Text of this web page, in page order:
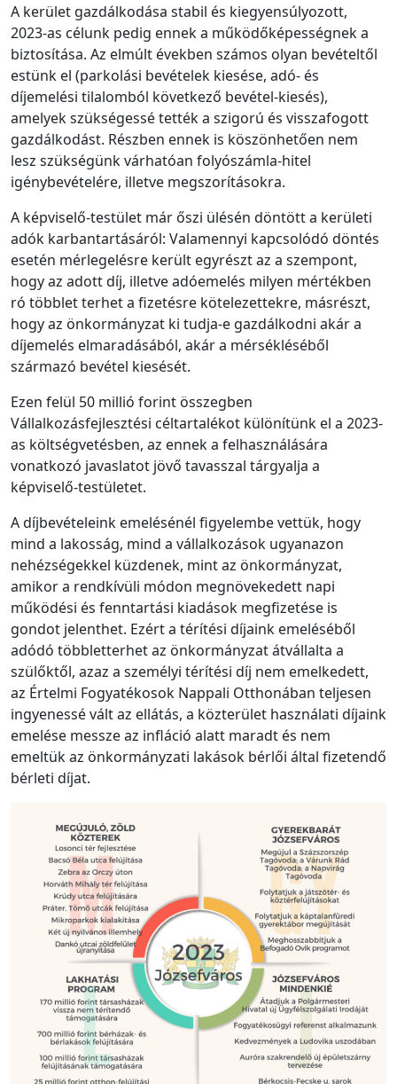
A kerület gazdálkodása stabil és kiegyensúlyozott,
2023-as célunk pedig ennek a működőképességnek a
biztosítása. Az elmúlt években számos olyan bevételtől
estünk el (parkolási bevételek kiesése, adó- és
díjemelési tilalomból következő bevétel-kiesés),
amelyek szükségessé tették a szigorú és visszafogott
gazdálkodást. Részben ennek is köszönhetően nem
lesz szükségünk várhatóan folyószámla-hitel
igénybevételére, illetve megszorításokra.
A képviselő-testület már őszi ülésén döntött a kerületi
adók karbantartásáról: Valamennyi kapcsolódó döntés
esetén mérlegelésre került egyrészt az a szempont,
hogy az adott díj, illetve adóemelés milyen mértékben
ró többlet terhet a fizetésre kötelezettekre, másrészt,
hogy az önkormányzat ki tudja-e gazdálkodni akár a
díjemelés elmaradásából, akár a mérsékléséből
származó bevétel kiesését.
Ezen felül 50 millió forint összegben
Vállalkozásfejlesztési céltartalékot különítünk el a 2023-
as költségvetésben, az ennek a felhasználására
vonatkozó javaslatot jövő tavasszal tárgyalja a
képviselő-testületet.
A díjbevételeink emelésénél figyelembe vettük, hogy
mind a lakosság, mind a vállalkozások ugyanazon
nehézségekkel küzdenek, mint az önkormányzat,
amikor a rendkívüli módon megnövekedett napi
működési és fenntartási kiadások megfizetése is
gondot jelenthet. Ezért a térítési díjaink emeléséből
adódó többletterhet az önkormányzat átvállalta a
szülőktől, azaz a személyi térítési díj nem emelkedett,
az Értelmi Fogyatékosok Nappali Otthonában teljesen
ingyenessé vált az ellátás, a közterület használati díjaink
emelése messze az infláció alatt maradt és nem
emeltük az önkormányzati lakások bérlői által fizetendő
bérleti díjat.